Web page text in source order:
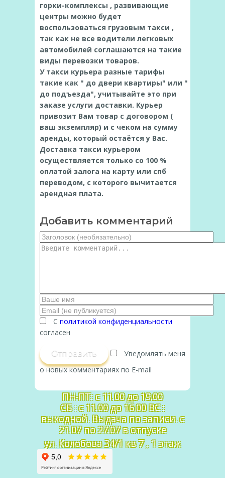
горки-комплексы , развивающие
центры можно будет
воспользоваться грузовым такси ,
так как не все водители легковых
автомобилей соглашаются на такие
виды перевозки товаров.
У такси курьера разные тарифы
такие как " до двери квартиры" или "
до подъезда", учитывайте это при
заказе услуги доставки. Курьер
привозит Вам товар с договором (
ваш экземпляр) и с чеком на сумму
аренды, который остаётся у Вас.
Доставка такси курьером
осуществляется только со 100 %
оплатой залога на карту или спб
переводом, с которого вычитается
арендная плата.
Добавить комментарий
С политикой конфиденциальности
согласен
Отправить
Уведомлять меня
о новых комментариях по E-mail
ПН-ПТ: c 11.00 до 19.00
СБ : с 11.00 до 16.00 ВС :
выходной. Выдача по записи. с
21.07 по 27.07 в отпуске
ул. Колобова 34/1 кв 7 , 1 этаж